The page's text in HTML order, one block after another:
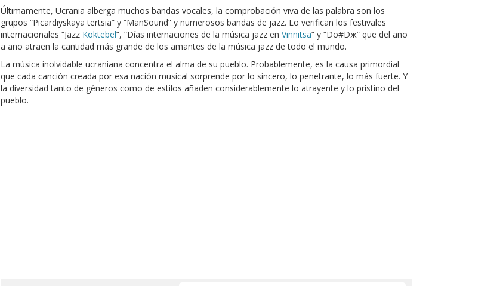
Últimamente, Ucrania alberga muchos bandas vocales, la comprobación viva de las palabra son los
grupos “Picardiyskaya tertsia” y “ManSound” y numerosos bandas de jazz. Lo verifican los festivales
internacionales “Jazz Koktebel”, “Días internaciones de la música jazz en Vinnitsa” y “Do#Dж” que del año
a año atraen la cantidad más grande de los amantes de la música jazz de todo el mundo.
La música inolvidable ucraniana concentra el alma de su pueblo. Probablemente, es la causa primordial
que cada canción creada por esa nación musical sorprende por lo sincero, lo penetrante, lo más fuerte. Y
la diversidad tanto de géneros como de estilos añaden considerablemente lo atrayente y lo prístino del
pueblo.